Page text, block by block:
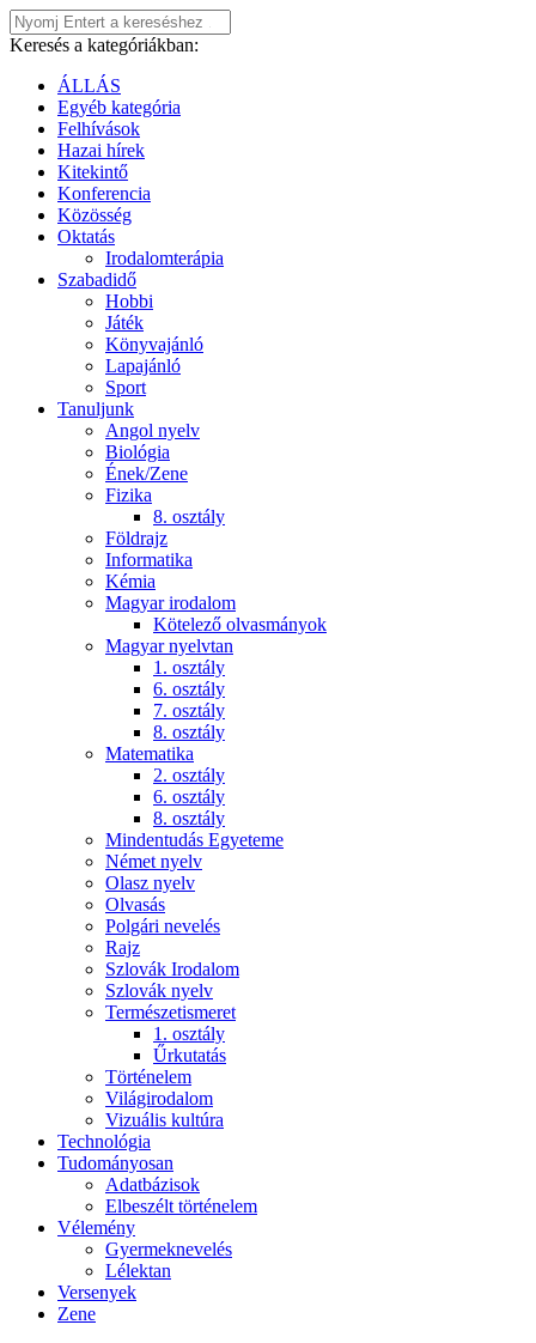
Keresés a kategóriákban:
ÁLLÁS
Egyéb kategória
Felhívások
Hazai hírek
Kitekintő
Konferencia
Közösség
Oktatás
Irodalomterápia
Szabadidő
Hobbi
Játék
Könyvajánló
Lapajánló
Sport
Tanuljunk
Angol nyelv
Biológia
Ének/Zene
Fizika
8. osztály
Földrajz
Informatika
Kémia
Magyar irodalom
Kötelező olvasmányok
Magyar nyelvtan
1. osztály
6. osztály
7. osztály
8. osztály
Matematika
2. osztály
6. osztály
8. osztály
Mindentudás Egyeteme
Német nyelv
Olasz nyelv
Olvasás
Polgári nevelés
Rajz
Szlovák Irodalom
Szlovák nyelv
Természetismeret
1. osztály
Űrkutatás
Történelem
Világirodalom
Vizuális kultúra
Technológia
Tudományosan
Adatbázisok
Elbeszélt történelem
Vélemény
Gyermeknevelés
Lélektan
Versenyek
Zene